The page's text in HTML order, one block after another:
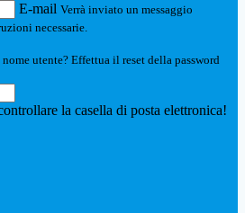
E-mail Verrà inviato un messaggio
necessarie.
utente? Effettua il reset della password
la casella di posta elettronica!